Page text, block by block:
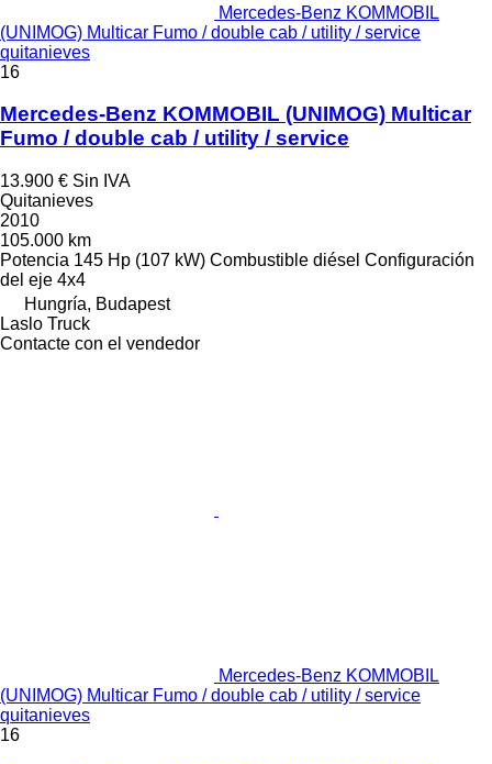
Mercedes-Benz KOMMOBIL
(UNIMOG) Multicar Fumo / double cab / utility / service
quitanieves
16
Mercedes-Benz KOMMOBIL (UNIMOG) Multicar
Fumo / double cab / utility / service
13.900 € Sin IVA
Quitanieves
2010
105.000 km
Potencia 145 Hp (107 kW) Combustible diésel Configuración
del eje 4x4
Hungría, Budapest
Laslo Truck
Contacte con el vendedor
Mercedes-Benz KOMMOBIL
(UNIMOG) Multicar Fumo / double cab / utility / service
quitanieves
16